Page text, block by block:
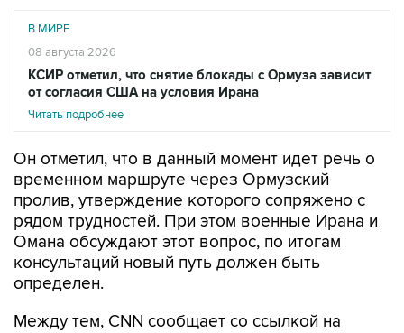
КСИР отметил, что снятие блокады с Ормуза зависит
от согласия США на условия Ирана
Читать подробнее
Он отметил, что в данный момент идет речь о
пролив, утверждение которого сопряжено с
рядом трудностей. При этом военные Ирана и
Омана обсуждают этот вопрос, по итогам
консультаций новый путь должен быть
определен.
Между тем, CNN сообщает со ссылкой на
движение через Ормузский пролив остается